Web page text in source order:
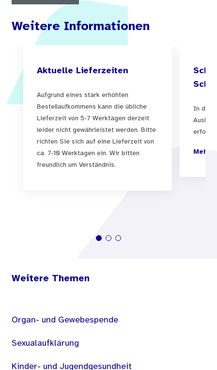
Weitere Informationen
Aktuelle Lieferzeiten
Aufgrund eines stark erhöhten
Bestellaufkommens kann die übliche
Lieferzeit von 5-7 Werktagen derzeit
leider nicht gewährleistet werden. Bitte
richten Sie sich auf eine Lieferzeit von
ca. 7-10 Werktagen ein. Wir bitten
freundlich um Verständnis.
In der
Mehr
Weitere Themen
Organ- und Gewebespende
Sexualaufklärung
Kinder- und Jugendgesundheit